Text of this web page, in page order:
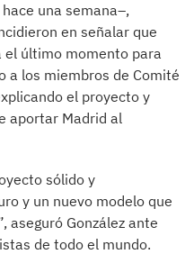
una semana–,
en señalar que
último momento para
a los miembros de Comité
el proyecto y
aportar Madrid al
sólido y
y un nuevo modelo que
aseguró González ante
de todo el mundo.